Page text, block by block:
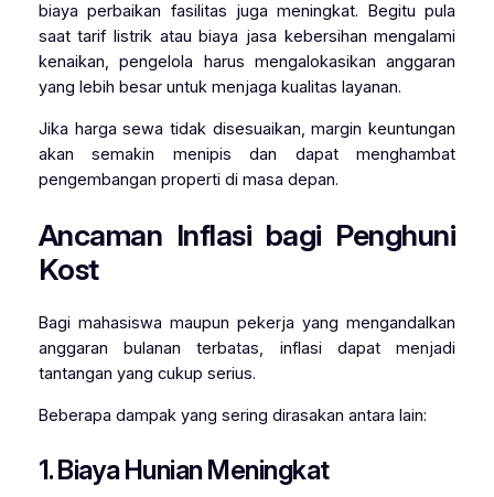
biaya perbaikan fasilitas juga meningkat. Begitu pula
saat tarif listrik atau biaya jasa kebersihan mengalami
kenaikan, pengelola harus mengalokasikan anggaran
yang lebih besar untuk menjaga kualitas layanan.
Jika harga sewa tidak disesuaikan, margin keuntungan
akan semakin menipis dan dapat menghambat
pengembangan properti di masa depan.
Ancaman Inflasi bagi Penghuni
Kost
Bagi mahasiswa maupun pekerja yang mengandalkan
anggaran bulanan terbatas, inflasi dapat menjadi
tantangan yang cukup serius.
Beberapa dampak yang sering dirasakan antara lain:
1. Biaya Hunian Meningkat